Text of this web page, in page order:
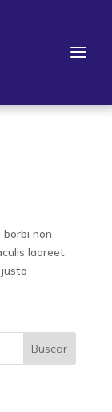
non
laoreet
Buscar